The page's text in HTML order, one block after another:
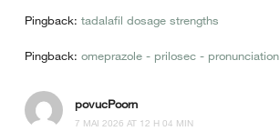
Pingback: tadalafil dosage strengths
Pingback: omeprazole - prilosec - pronunciation
povucPoorn
7 MAI 2026 AT 12 H 04 MIN